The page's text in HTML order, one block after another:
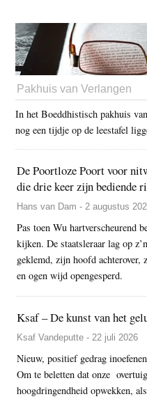
Pakhuis van Verlangen
In het Boeddhistisch pakhuis
nog een tijdje op de leestafel
De Poortloze Poort voor
die drie keer zijn bediende
Hans van Dam - 2 augustus
Pas toen Wu hartverscheurend
kijken. De staatsleraar lag op
geklemd, zijn hoofd
en ogen wijd opengesperd.
Ksaf – De kunst van het
Ksaf Vandeputte - 22 juli 2026
Nieuw, positief gedrag
Om te beletten dat onze
hoogdringendheid opwekken,